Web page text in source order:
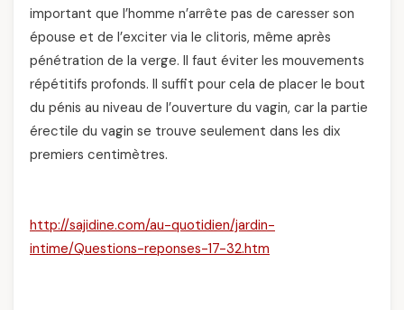
important que l’homme n’arrête pas de caresser son
épouse et de l’exciter via le clitoris, même après
pénétration de la verge. Il faut éviter les mouvements
répétitifs profonds. Il suffit pour cela de placer le bout
du pénis au niveau de l’ouverture du vagin, car la partie
érectile du vagin se trouve seulement dans les dix
premiers centimètres.
http://sajidine.com/au-quotidien/jardin-
intime/Questions-reponses-17-32.htm